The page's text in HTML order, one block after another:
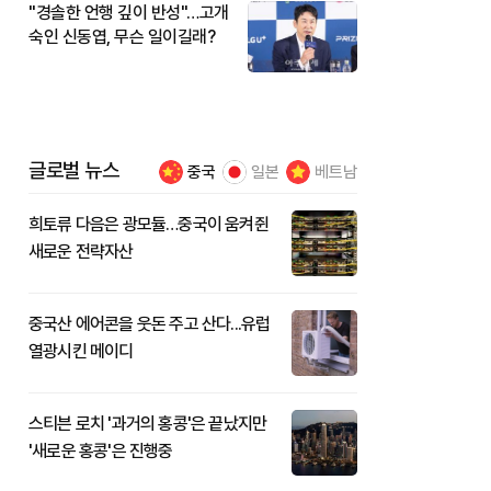
"경솔한 언행 깊이 반성"…고개
숙인 신동엽, 무슨 일이길래?
글로벌 뉴스 중국 일본 베트남
희토류 다음은 광모듈…중국이 움켜쥔
새로운 전략자산
중국산 에어콘을 웃돈 주고 산다...유럽
열광시킨 메이디
스티븐 로치 '과거의 홍콩'은 끝났지만
'새로운 홍콩'은 진행중